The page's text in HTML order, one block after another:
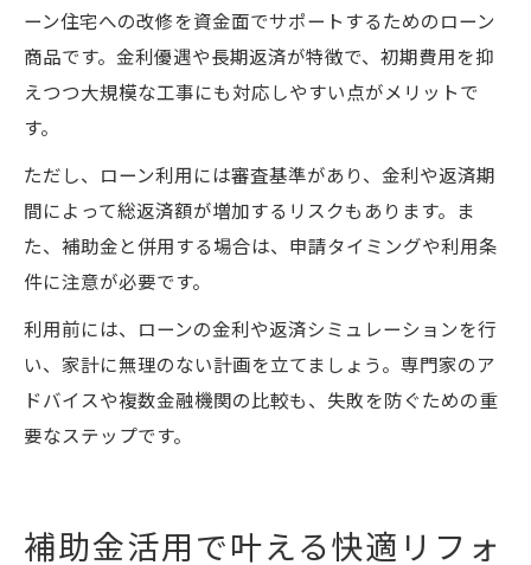
ーン住宅への改修を資金面でサポートするためのローン
商品です。金利優遇や長期返済が特徴で、初期費用を抑
えつつ大規模な工事にも対応しやすい点がメリットで
す。
ただし、ローン利用には審査基準があり、金利や返済期
間によって総返済額が増加するリスクもあります。ま
た、補助金と併用する場合は、申請タイミングや利用条
件に注意が必要です。
利用前には、ローンの金利や返済シミュレーションを行
い、家計に無理のない計画を立てましょう。専門家のア
ドバイスや複数金融機関の比較も、失敗を防ぐための重
要なステップです。
補助金活用で叶える快適リフォ